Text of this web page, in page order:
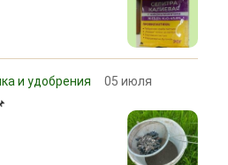
и удобрения 05 июля